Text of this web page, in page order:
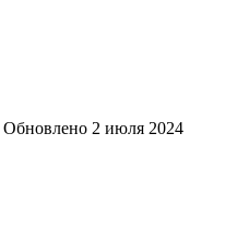
Обновлено 2 июля 2024